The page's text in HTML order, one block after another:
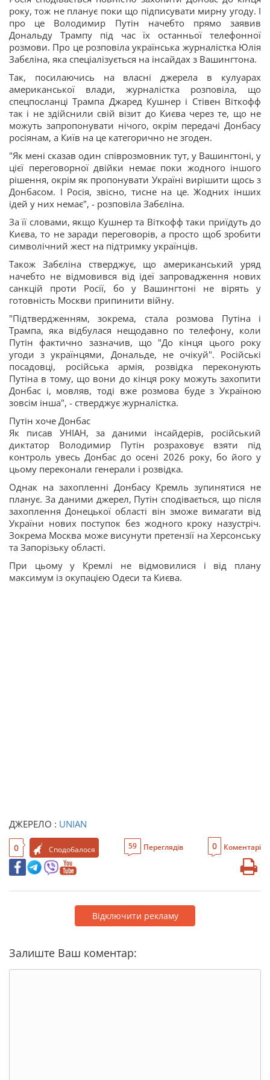
року, тож не планує поки що підписувати мирну угоду. І
про це Володимир Путін начебто прямо заявив
Дональду Трампу під час їх останньої телефонної
розмови. Про це розповіла українська журналістка Юлія
Забєліна, яка спеціалізується на інсайдах з Вашингтона.
Так, посилаючись на власні джерела в кулуарах
американської влади, журналістка розповіла, що
спецпосланці Трампа Джаред Кушнер і Стівен Віткофф
так і не здійснили свій візит до Києва через те, що не
можуть запропонувати нічого, окрім передачі Донбасу
росіянам, а Київ на це категорично не згоден.
"Як мені сказав один співрозмовник тут, у Вашингтоні, у
цієї переговорної двійки немає поки жодного іншого
рішення, окрім як пропонувати Україні вирішити щось з
Донбасом. І Росія, звісно, тисне на це. Жодних інших
ідей у них немає", - розповіла Забєліна.
За її словами, якщо Кушнер та Віткофф таки приїдуть до
Києва, то не заради переговорів, а просто щоб зробити
символічний жест на підтримку українців.
Також Забєліна стверджує, що американський уряд
начебто не відмовився від ідеї запровадження нових
санкцій проти Росії, бо у Вашингтоні не вірять у
готовність Москви припинити війну.
"Підтвердженням, зокрема, стала розмова Путіна і
Трампа, яка відбулася нещодавно по телефону, коли
Путін фактично зазначив, що "До кінця цього року
угоди з українцями, Дональде, не очікуй". Російські
посадовці, російська армія, розвідка переконують
Путіна в тому, що вони до кінця року можуть захопити
Донбас і, мовляв, тоді вже розмова буде з Україною
зовсім інша", - стверджує журналістка.
Путін хоче Донбас
Як писав УНІАН, за даними інсайдерів, російський
диктатор Володимир Путін розраховує взяти під
контроль увесь Донбас до осені 2026 року, бо його у
цьому переконали генерали і розвідка.
Однак на захопленні Донбасу Кремль зупинятися не
планує. За даними джерел, Путін сподівається, що після
захоплення Донецької області він зможе вимагати від
України нових поступок без жодного кроку назустріч.
Зокрема Москва може висунути претензії на Херсонську
та Запорізьку області.
При цьому у Кремлі не відмовилися і від плану
максимум із окупацією Одеси та Києва.
ДЖЕРЕЛО : UNIAN
0 Сподобалося 59 Переглядів 0 Коментарі
Відключити рекламу
Залиште Ваш коментар: